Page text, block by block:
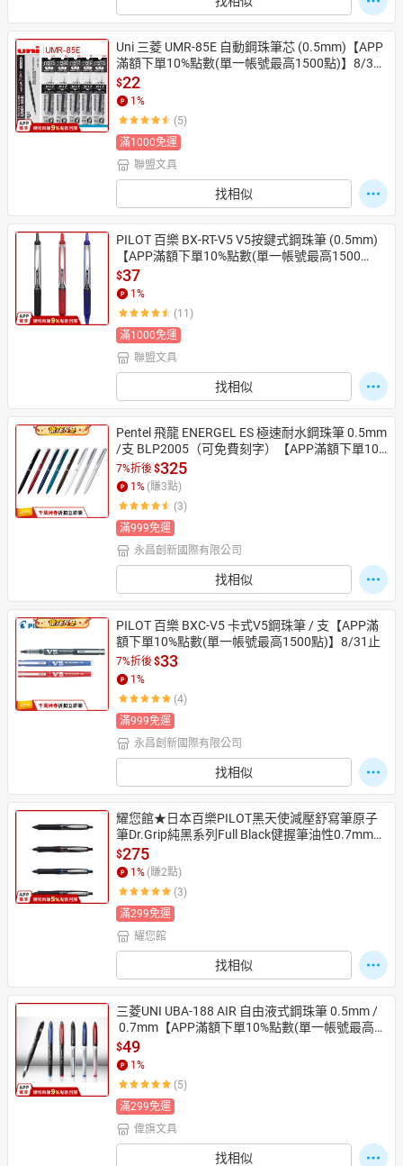
Uni 三菱 UMR-85E 自動鋼珠筆芯 (0.5mm)【APP
滿額下單10%點數(單一帳號最高1500點)】8/31
止
$22
1 %
(5)
滿1000免運
聯盟文具
找相似
PILOT 百樂 BX-RT-V5 V5按鍵式鋼珠筆 (0.5mm)
【APP滿額下單10%點數(單一帳號最高1500
點)】8/31止
$37
1 %
(11)
滿1000免運
聯盟文具
找相似
Pentel 飛龍 ENERGEL ES 極速耐水鋼珠筆 0.5mm
/支 BLP2005（可免費刻字）【APP滿額下單10%
點數(單一帳號最高1500點)】8/31止
7%折後$325
1 % (賺3點)
(3)
滿999免運
永昌創新國際有限公司
找相似
PILOT 百樂 BXC-V5 卡式V5鋼珠筆 / 支【APP滿
額下單10%點數(單一帳號最高1500點)】8/31止
7%折後$33
1 %
(4)
滿999免運
永昌創新國際有限公司
找相似
耀您館★日本百樂PILOT黑天使減壓舒寫筆原子
筆Dr.Grip純黑系列Full Black健握筆油性0.7mm圓
珠筆0.7mm原子筆抒寫筆BDGFB-80F【APP下單
點數4倍送】
$275
1 % (賺2點)
(3)
滿299免運
耀您館
找相似
三菱UNI UBA-188 AIR 自由液式鋼珠筆 0.5mm /
0.7mm【APP滿額下單10%點數(單一帳號最高1
500點)】8/31止
$49
1 %
(5)
滿299免運
偉旗文具
找相似